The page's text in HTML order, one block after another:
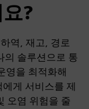
?
역, 재고, 경로
의 솔루션으로 통
영을 최적화해
게 서비스를 제
오염 위험을 줄